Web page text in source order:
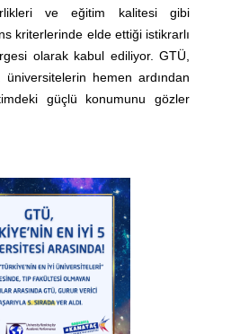
ve eğitim kalitesi gibi
kriterlerinde elde ettiği istikrarlı
olarak kabul ediliyor. GTÜ,
hemen ardından
güçlü konumunu gözler